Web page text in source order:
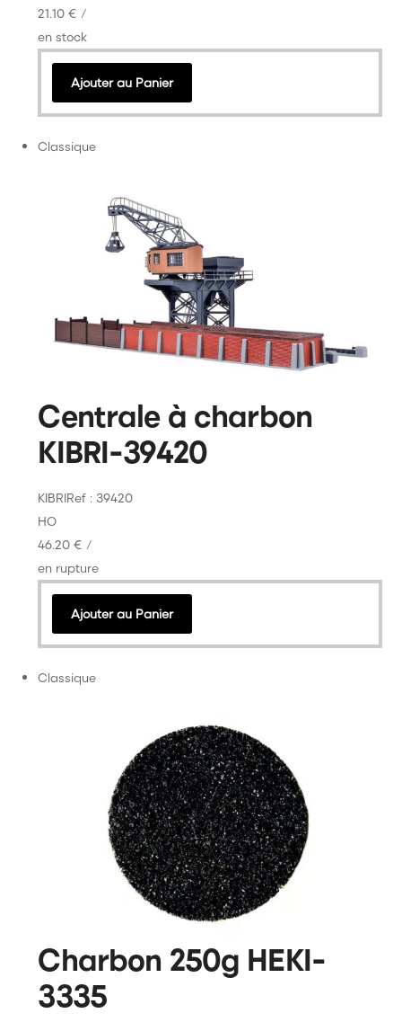
21.10 € /
en stock
Ajouter au Panier
Classique
Centrale à charbon
KIBRI-39420
KIBRIRef : 39420
HO
46.20 € /
en rupture
Ajouter au Panier
Classique
Charbon 250g HEKI-
3335